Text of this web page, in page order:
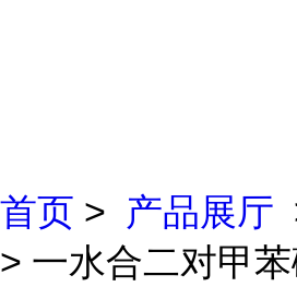
首页 > 产品展厅
> 一水合二对甲